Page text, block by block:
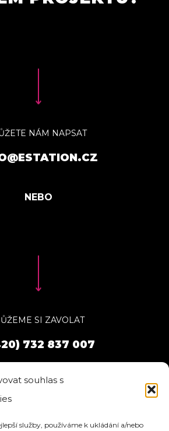
souhlas s
služby, používáme k ukládání a/nebo
NÁM NAPSAT
SI ZAVOLAT
732 837 007